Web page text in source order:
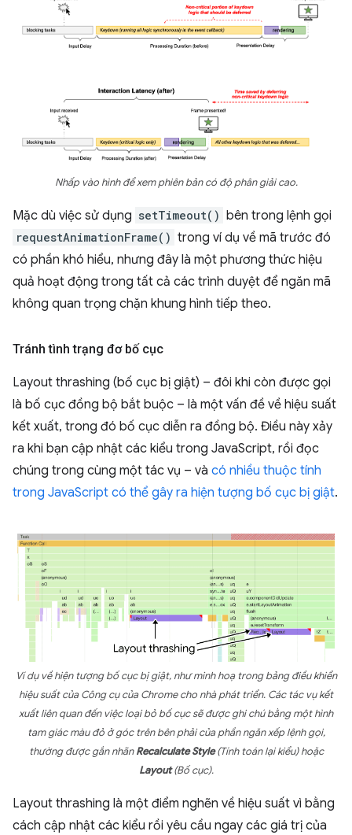
Nhấp vào hình để xem phiên bản có độ phân giải cao.
Mặc dù việc sử dụng setTimeout() bên trong lệnh gọi
requestAnimationFrame() trong ví dụ về mã trước đó
có phần khó hiểu, nhưng đây là một phương thức hiệu
quả hoạt động trong tất cả các trình duyệt để ngăn mã
không quan trọng chặn khung hình tiếp theo.
Tránh tình trạng đơ bố cục
Layout thrashing (bố cục bị giật) – đôi khi còn được gọi
là bố cục đồng bộ bắt buộc – là một vấn đề về hiệu suất
kết xuất, trong đó bố cục diễn ra đồng bộ. Điều này xảy
ra khi bạn cập nhật các kiểu trong JavaScript, rồi đọc
chúng trong cùng một tác vụ – và có nhiều thuộc tính
trong JavaScript có thể gây ra hiện tượng bố cục bị giật.
Ví dụ về hiện tượng bố cục bị giật, như minh hoạ trong bảng điều khiển
hiệu suất của Công cụ của Chrome cho nhà phát triển. Các tác vụ kết
xuất liên quan đến việc loại bỏ bố cục sẽ được ghi chú bằng một hình
tam giác màu đỏ ở góc trên bên phải của phần ngăn xếp lệnh gọi,
thường được gắn nhãnRecalculate Style(Tính toán lại kiểu) hoặc
Layout(Bố cục).
Layout thrashing là một điểm nghẽn về hiệu suất vì bằng
cách cập nhật các kiểu rồi yêu cầu ngay các giá trị của